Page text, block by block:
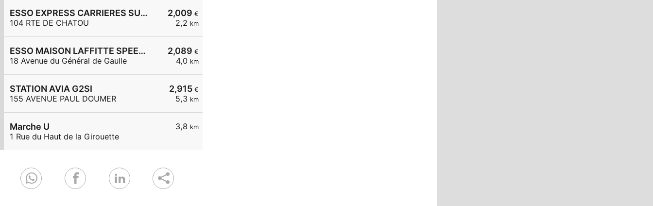
2,009 €
2,2 km
ESSO EXPRESS CARRIERES SUR SEINE
104 RTE DE CHATOU
2,089 €
4,0 km
ESSO MAISON LAFFITTE SPEEDY
18 Avenue du Général de Gaulle
2,915 €
5,3 km
STATION AVIA G2SI
155 AVENUE PAUL DOUMER
3,8 km
Marche U
1 Rue du Haut de la Girouette